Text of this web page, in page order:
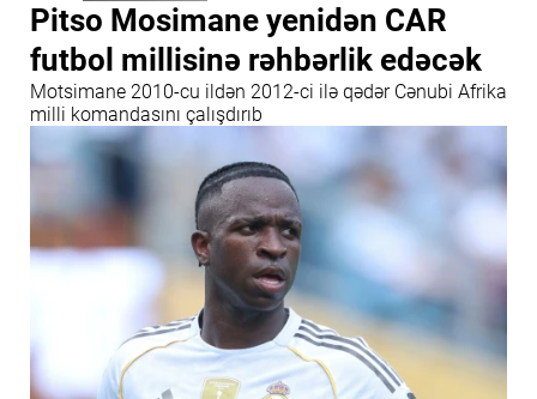
Pitso Mosimane yenidən CAR
futbol millisinə rəhbərlik edəcək
Motsimane 2010-cu ildən 2012-ci ilə qədər Cənubi Afrika
milli komandasını çalışdırıb